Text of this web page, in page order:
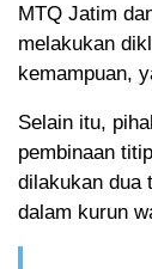
MTQ Jatim
melakukan
kemampuan,
Selain itu,
pembinaan
dilakukan dua
dalam kurun